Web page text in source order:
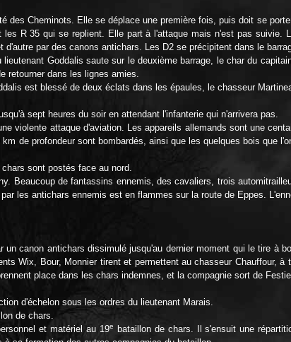
Cheminots. Elle se déplace une première fois, puis doit se
R 35 qui se replient. Elle part à l'attaque mais n'est pas
par des canons antichars. Les D2 se précipitent dans le
Goddalis saute sur le deuxième barrage, le char du
retourner dans les lignes amies.
est blessé de deux éclats dans les épaules, le chasseur
sept heures du soir en attendant l'infanterie qui n'arrivera pas.
violente attaque d'aviation. Les appareils allemands sont une
de profondeur sont bombardés, ainsi que les quelques bois que
sont postés face au nord.
Beaucoup de fantassins ennemis, des cavaliers, trois
les antichars ennemis est en flammes sur la route de Eppes.
canon antichars dissimulé jusqu'au dernier moment qui le tire à
Wix, Bour, Monnier tirent et permettent au chasseur Chauffour,
place dans les chars indemnes, et la compagnie sort de
d'échelon sous les ordres du lieutenant Marais.
de chars.
et matériel au 19e bataillon de chars. Il s'ensuit une